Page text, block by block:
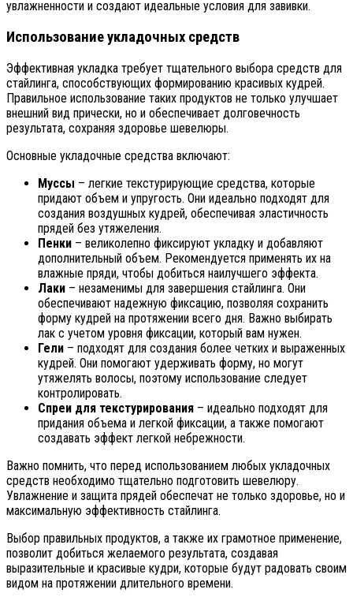
увлажненности и создают идеальные условия для завивки.
Использование укладочных средств
Эффективная укладка требует тщательного выбора средств для
стайлинга, способствующих формированию красивых кудрей.
Правильное использование таких продуктов не только улучшает
внешний вид прически, но и обеспечивает долговечность
результата, сохраняя здоровье шевелюры.
Основные укладочные средства включают:
Муссы – легкие текстурирующие средства, которые
придают объем и упругость. Они идеально подходят для
создания воздушных кудрей, обеспечивая эластичность
прядей без утяжеления.
Пенки – великолепно фиксируют укладку и добавляют
дополнительный объем. Рекомендуется применять их на
влажные пряди, чтобы добиться наилучшего эффекта.
Лаки – незаменимы для завершения стайлинга. Они
обеспечивают надежную фиксацию, позволяя сохранить
форму кудрей на протяжении всего дня. Важно выбирать
лак с учетом уровня фиксации, который вам нужен.
Гели – подходят для создания более четких и выраженных
кудрей. Они помогают удерживать форму, но могут
утяжелять волосы, поэтому использование следует
контролировать.
Спреи для текстурирования – идеально подходят для
придания объема и легкой фиксации, а также помогают
создавать эффект легкой небрежности.
Важно помнить, что перед использованием любых укладочных
средств необходимо тщательно подготовить шевелюру.
Увлажнение и защита прядей обеспечат не только здоровье, но и
максимальную эффективность стайлинга.
Выбор правильных продуктов, а также их грамотное применение,
позволит добиться желаемого результата, создавая
выразительные и красивые кудри, которые будут радовать своим
видом на протяжении длительного времени.